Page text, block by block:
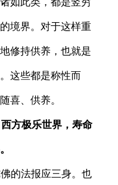
境界。对于这样重
修持供养，也就是
这些都是称性而
喜、供养。
方极乐世界，寿命
的法报应三身。也